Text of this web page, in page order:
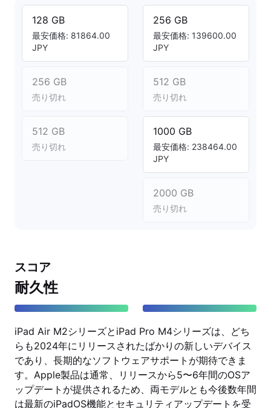
128 GB
最安価格: 81864.00
JPY
256 GB
売り切れ
512 GB
売り切れ
256 GB
最安価格: 139600.00
JPY
512 GB
売り切れ
1000 GB
最安価格: 238464.00
JPY
2000 GB
売り切れ
スコア
耐久性
iPad Air M2シリーズとiPad Pro M4シリーズは、どち
らも2024年にリリースされたばかりの新しいデバイス
であり、長期的なソフトウェアサポートが期待できま
す。Apple製品は通常、リリースから5〜6年間のOSア
ップデートが提供されるため、両モデルとも今後数年間
は最新のiPadOS機能とセキュリティアップデートを受